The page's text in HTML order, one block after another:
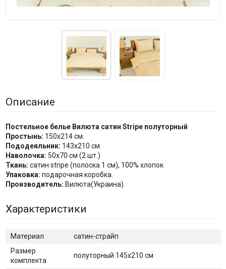
Описание
Постельное белье Вилюта сатин Stripe полуторный
Простынь: 150x214 см.
Пододеяльник: 143х210 см.
Наволочка: 50x70 см (2 шт.)
Ткань: сатин stripe (полоска 1 см), 100% хлопок
Упаковка: подарочная коробка.
Производитель: Вилюта(Украина).
Характеристики
Материал
сатин-страйп
Размер
комплекта
полуторный 145x210 см